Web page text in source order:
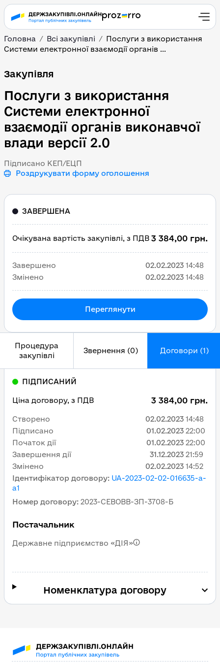
Головна Всі закупівлі
Послуги з використання
Системи електронної взаємодії органів ...
Послуги з
Закупівля
Послуги з використання
Системи електронної
взаємодії органів виконавчої
влади версії 2.0
Підписано КЕП/ЕЦП
Роздрукувати форму оголошення
Процедура
закупівлі
Звернення (0) Договори (1)
Ідентифікатор договору: UA-2023-02-02-016635-a-
a1
Номер договору: 2023-СЕВОВВ-ЗП-3708-Б
Постачальник
Державне підприємство «ДІЯ»
ПІДПИСАНИЙ
Ціна договору, з ПДВ 3 384,00 грн.
Створено 02.02.2023 14:48
Підписано
01.02.2023 22:00
Початок дії
01.02.2023 22:00
Завершення дії
31.12.2023 21:59
Змінено
02.02.2023 14:52
Номенклатура договору
ЗАВЕРШЕНА
Очікувана вартість закупівлі, з ПДВ 3 384,00 грн.
Завершено 02.02.2023 14:48
Змінено
02.02.2023 14:48
Переглянути